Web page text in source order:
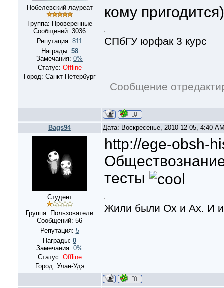
Нобелевский лауреат
Группа: Проверенные
Сообщений: 3036
Репутация: 811
Награды: 58
Замечания: 0%
Статус: Offline
Город: Санкт-Петербург
кому пригодится)
СПбГУ юрфак 3 курс
Сообщение
Bags94 Дата: Воскресенье, 2010-12-05, 4:40
Студент
Группа: Пользователи
Сообщений: 56
Репутация: 5
Награды: 0
Замечания: 0%
Статус: Offline
Город: Улан-Удэ
http://ege-obsh-
тесты
Жили были Ох и Ах. И